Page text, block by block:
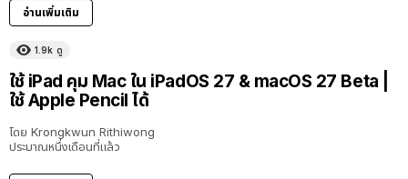
อ่านเพิ่มเติม
1.9k ดู
ใช้ iPad คุม Mac ใน iPadOS 27 & macOS 27 Beta |
ใช้ Apple Pencil ได้
โดย Krongkwun Rithiwong
ประมาณหนึ่งเดือนที่แล้ว